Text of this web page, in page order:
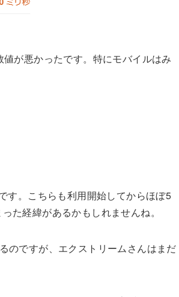
が悪かったです。特にモバイルはみ
す。こちらも利用開始してからほぼ5
た経緯があるかもしれませんね。
のですが、エクストリームさんはまだ